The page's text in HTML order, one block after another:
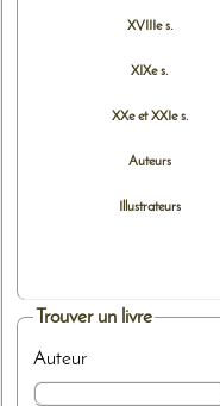
XVIIIe s.
XIXe s.
XXe et XXIe s.
Auteurs
Illustrateurs
Trouver un livre
Auteur